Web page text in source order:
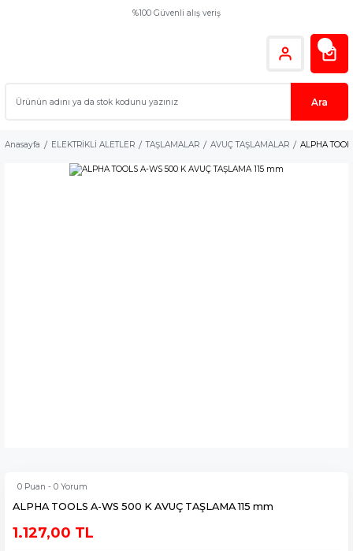
%100 Güvenli alış veriş
Ara
Anasayfa ELEKTRİKLİ ALETLER TAŞLAMALAR AVUÇ TAŞLAMALAR ALPHA
0 Puan - 0 Yorum
ALPHA TOOLS A-WS 500 K AVUÇ TAŞLAMA 115 mm
1.127,00 TL